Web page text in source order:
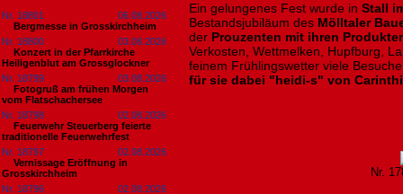
Nr. 18801
06.08.2026
Bergmesse in Grosskirchheim
Nr. 18800
03.08.2026
Konzert in der Pfarrkirche
Heiligenblut am Grossglockner
Nr. 18799
03.08.2026
Fotogruß am frühen Morgen
vom Flatschachersee
Nr. 18798
02.08.2026
Feuerwehr Steuerberg feierte
traditionelle Feuerwehrfest
Nr. 18797
02.08.2026
Vernissage Eröffnung in
Grosskirchheim
Nr. 18796
02.08.2026
Ein gelungenes Fest wurde in Stall
Bestandsjubiläum des Mölltaler
der Prouzenten mit ihren
Verkosten, Wettmelken, Hupfburg,
feinem Frühlingswetter viele
für sie dabei "heidi-s" von
Nr.